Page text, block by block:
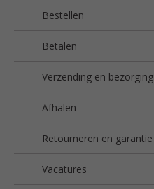
Bestellen
Betalen
Verzending en bezorging
Afhalen
Retourneren en garantie
Vacatures